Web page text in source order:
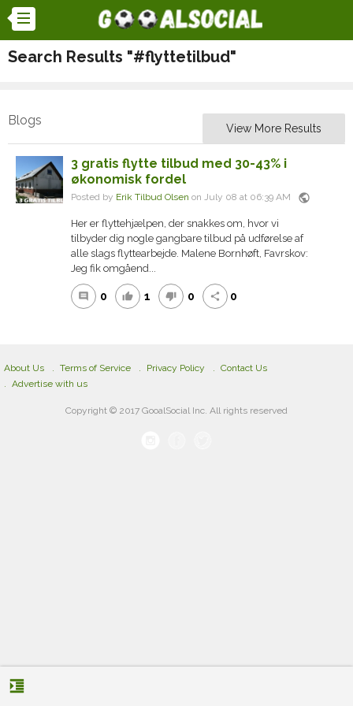
Search Results "#flyttetilbud"
Blogs
View More Results
3 gratis flytte tilbud med 30-43% i
økonomisk fordel
Posted by Erik Tilbud Olsen on July 08 at 06:39 AM public
Her er flyttehjælpen, der snakkes om, hvor vi
tilbyder dig nogle gangbare tilbud på udførelse af
alle slags flyttearbejde. Malene Bornhøft, Favrskov:
Jeg fik omgåend...
comment 0 thumb_up 1 thumb_down 0 share 0
format_indent_increase
About Us Terms of Service Privacy Policy
Contact Us
Advertise with us
Copyright © 2017 GooalSocial Inc. All rights reserved